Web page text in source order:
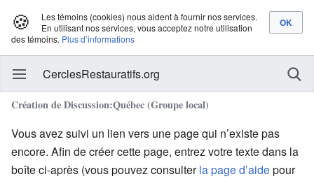
🍪
Les témoins (cookies) nous aident à fournir nos services.
En utilisant nos services, vous acceptez notre utilisation
des témoins. Plus d’informations
CerclesRestauratifs.org
Création de Discussion:Québec (Groupe local)
Vous avez suivi un lien vers une page qui n’existe pas
encore. Afin de créer cette page, entrez votre texte dans la
boîte ci-après (vous pouvez consulterla page d’aidepour